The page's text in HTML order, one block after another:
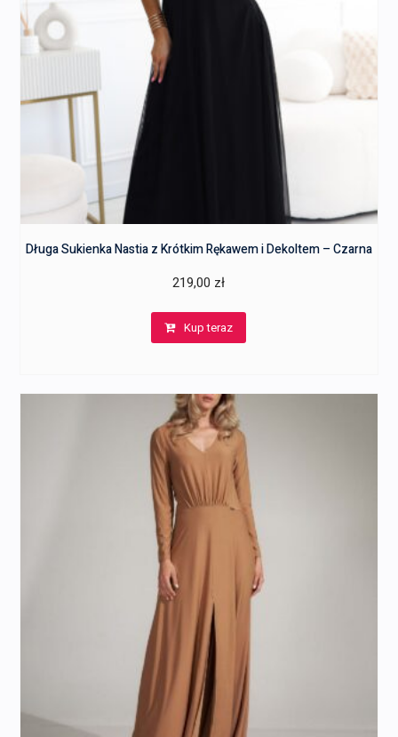
Długa Sukienka Nastia z Krótkim Rękawem i Dekoltem – Czarna
219,00 zł
Kup teraz